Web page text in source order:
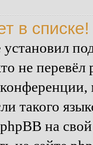
в списке!
не
такого
на